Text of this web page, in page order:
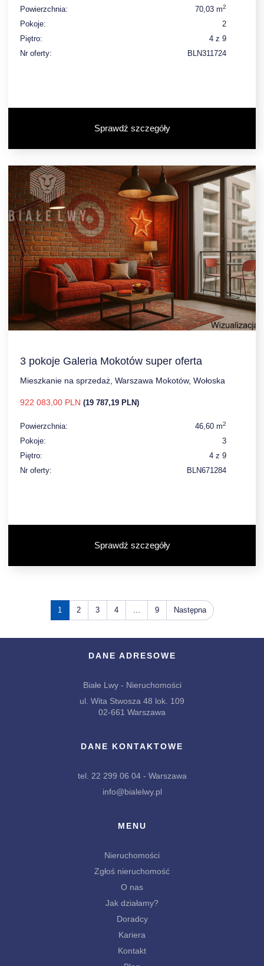
Powierzchnia: 70,03 m2
Pokoje:
2
Piętro:
4 z 9
Nr oferty:
BLN311724
Sprawdź szczegóły
3 pokoje Galeria Mokotów super oferta
Mieszkanie na sprzedaż, Warszawa Mokotów, Wołoska
922 083,00 PLN (19 787,19 PLN)
Powierzchnia: 46,60 m2
Pokoje:
3
Piętro:
4 z 9
Nr oferty:
BLN671284
Sprawdź szczegóły
1 2 3 4 ... 9 Następna
DANE ADRESOWE
Białe Lwy - Nieruchomości
ul. Wita Stwosza 48 lok. 109
02-661 Warszawa
DANE KONTAKTOWE
tel. 22 299 06 04 - Warszawa
info@bialelwy.pl
MENU
Nieruchomości
Zgłoś nieruchomość
O nas
Jak działamy?
Doradcy
Kariera
Kontakt